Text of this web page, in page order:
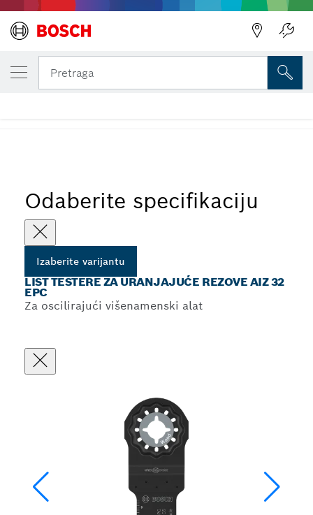
Pretraga
Odaberite specifikaciju
Izaberite varijantu
LIST TESTERE ZA URANJAJUĆE REZOVE AIZ 32
EPC
Za oscilirajući višenamenski alat
IZABRANA VARIJANTA
List testere za uranjajuće rezove AIZ 32
EPC